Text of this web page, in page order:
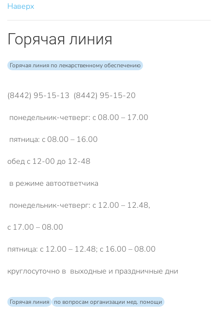
Наверх
Горячая линия
Горячая линия по лекарственному обеспечению
(8442) 95-15-13 (8442) 95-15-20
понедельник-четверг: с 08.00 – 17.00
пятница: с 08.00 – 16.00
обед с 12-00 до 12-48
в режиме автоответчика
понедельник-четверг: с 12.00 – 12.48,
с 17.00 – 08.00
пятница: с 12.00 – 12.48; с 16.00 – 08.00
круглосуточно в выходные и праздничные дни
Горячая линия по вопросам организации мед. помощи